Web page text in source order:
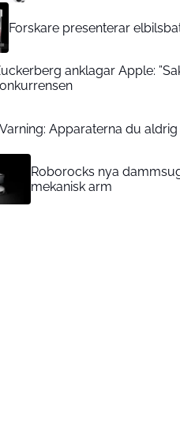
Forskare presenterar
anklagar Apple:
Varning: Apparaterna du
Roborocks nya
mekanisk arm